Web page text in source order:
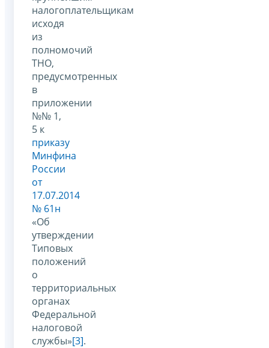
налогоплательщикам
исходя
из
полномочий
ТНО,
предусмотренных
в
приложении
№№ 1,
5 к
приказу
Минфина
России
от
17.07.2014
№ 61н
«Об
утверждении
Типовых
положений
о
территориальных
органах
Федеральной
налоговой
службы»[3].